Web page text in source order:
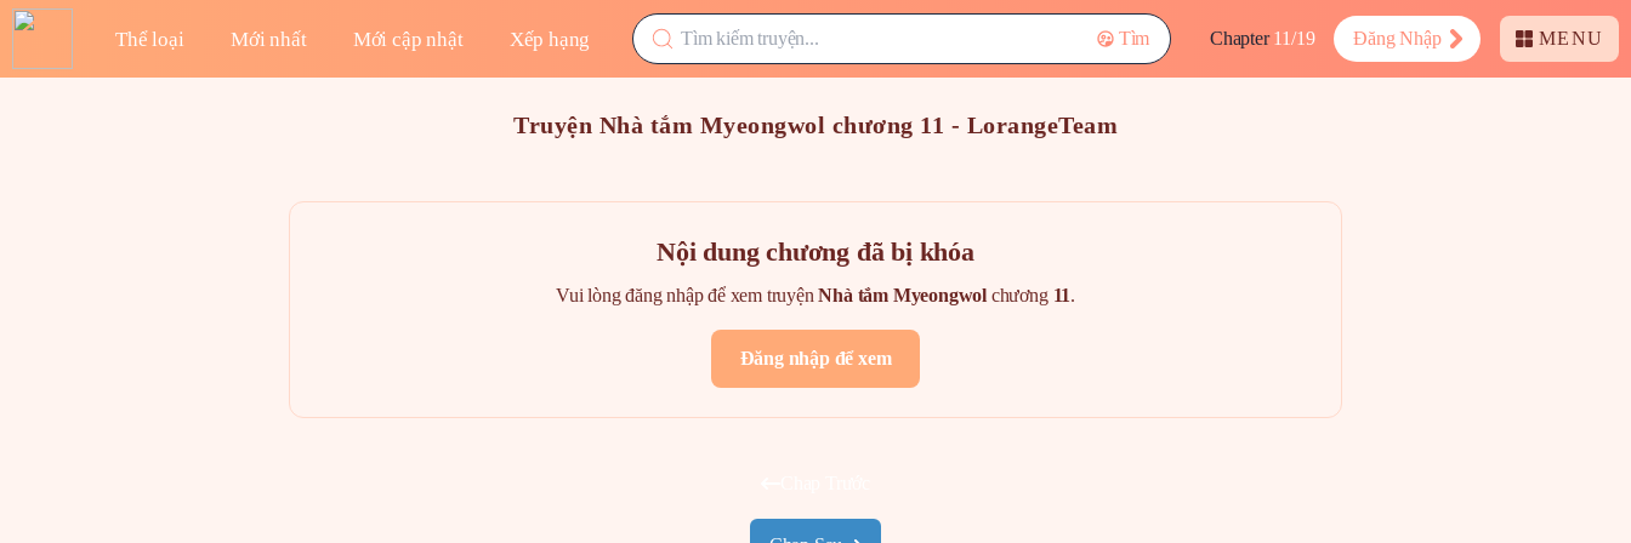
Thể loại Mới nhất Mới cập nhật Xếp hạng Tìm Chapter 11/19 Đăng Nhập MENU
Truyện Nhà tắm Myeongwol chương 11 - LorangeTeam
Nội dung chương đã bị khóa
Vui lòng đăng nhập để xem truyệnNhà tắm Myeongwol chương 11.
Đăng nhập để xem